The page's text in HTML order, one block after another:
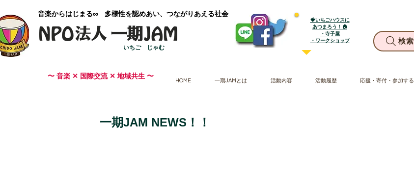
​音楽からはじまる∞ 多様性を認めあい、つながりあえる社会
いちご じゃむ
🍓いちごハウスに
あつまろう！🏠
・寺子屋
​・ワークショップ
検索
〜 音楽 ✕ 国際交流 ✕ 地域共生 〜
HOME 一期JAMとは 活動内容 活動履歴 応援・寄付・参加する
一期JAM NEWS！！